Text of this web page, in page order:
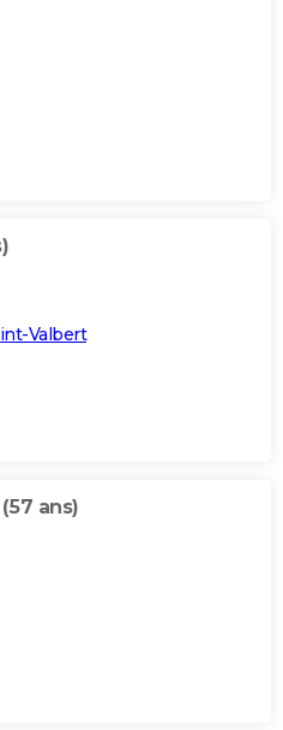
Valbert
(57 ans)